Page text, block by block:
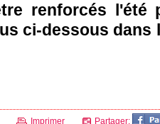
renforcés l'été
ci-dessous dans
Imprimer Partager: